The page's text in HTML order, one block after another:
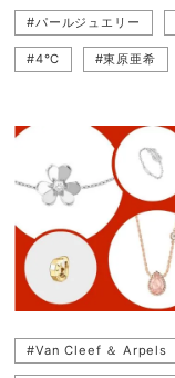
#パールジュエリー
#4℃ #東原亜希